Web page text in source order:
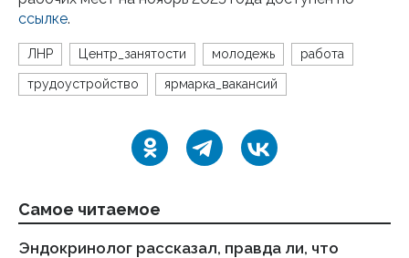
ссылке.
ЛНР Центр_занятости молодежь работа
трудоустройство ярмарка_вакансий
Самое читаемое
Эндокринолог рассказал, правда ли, что